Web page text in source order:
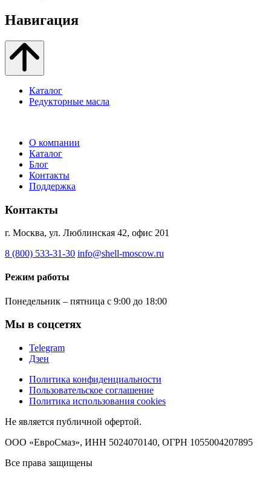
Навигация
Каталог
Редукторные масла
О компании
Каталог
Блог
Контакты
Поддержка
Контакты
г. Москва, ул. Люблинская 42, офис 201
8 (800) 533-31-30 info@shell-moscow.ru
Режим работы
Понедельник – пятница с 9:00 до 18:00
Мы в соцсетях
Telegram
Дзен
Политика конфиденциальности
Пользовательское соглашение
Политика использования cookies
Не является публичной офертой.
ООО «ЕвроСмаз», ИНН 5024070140, ОГРН 1055004207895
Все права защищены